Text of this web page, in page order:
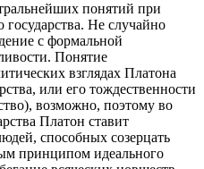
понятий при
Не случайно
с формальной
Понятие
взглядах Платона
или его тождественности
возможно, поэтому во
Платон ставит
способных созерцать
принципом идеального